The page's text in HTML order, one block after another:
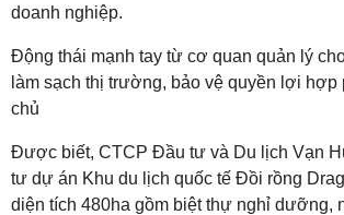
doanh nghiệp.
Động thái mạnh tay từ cơ quan quản lý
làm sạch thị trường, bảo vệ quyền lợi hợp
chủ
Được biết, CTCP Đầu tư và Du lịch Vạn
tư dự án Khu du lịch quốc tế Đồi rồng
diện tích 480ha gồm biệt thự nghỉ dưỡng,